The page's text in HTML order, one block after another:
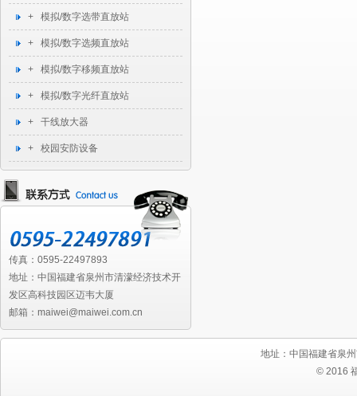
+ 模拟/数字选带直放站
+ 模拟/数字选频直放站
+ 模拟/数字移频直放站
+ 模拟/数字光纤直放站
+ 干线放大器
+ 校园安防设备
传真：0595-22497893
地址：中国福建省泉州市清濛经济技术开
发区高科技园区迈韦大厦
邮箱：maiwei@maiwei.com.cn
地址：中国福建省泉
© 2016